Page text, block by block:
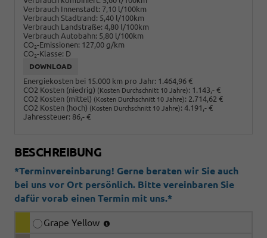
Verbrauch Innenstadt: 7,10 l/100km
Verbrauch Stadtrand: 5,40 l/100km
Verbrauch Landstraße: 4,80 l/100km
Verbrauch Autobahn: 5,80 l/100km
CO2-Emissionen: 127,00 g/km
CO2-Klasse: D
DOWNLOAD
Energiekosten bei 15.000 km pro Jahr: 1.464,96 €
CO2 Kosten (niedrig) (Kosten Durchschnitt 10 Jahre): 1.143,- €
CO2 Kosten (mittel) (Kosten Durchschnitt 10 Jahre): 2.714,62 €
CO2 Kosten (hoch) (Kosten Durchschnitt 10 Jahre): 4.191,- €
Jahressteuer: 86,- €
BESCHREIBUNG
*Terminvereinbarung! Gerne beraten wir Sie auch
bei uns vor Ort persönlich. Bitte vereinbaren Sie
dafür vorab einen Termin mit uns.*
Grape Yellow